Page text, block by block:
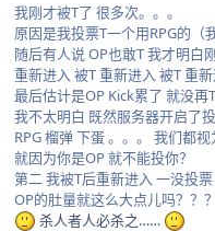
我刚才被T了 很多次。。。
原因是我投票T一个用RPG的（
随后有人说 OP也敢T 我才明白
重新进入 被T 重新进入 被T 重
最后估计是OP Kick累了 就没再T
我不太明白 既然服务器开启了
RPG 榴弹 下蛋 。。。 我们都
就因为你是OP 就不能投你？
第二 我被T后重新进入 一没投
OP的肚量就这么大点儿吗？？？
杀人者人必杀之……